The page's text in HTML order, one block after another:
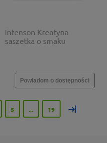
Intenson Kreatyna
saszetka o smaku
Powiadom o dostępności
5 ... 19 »